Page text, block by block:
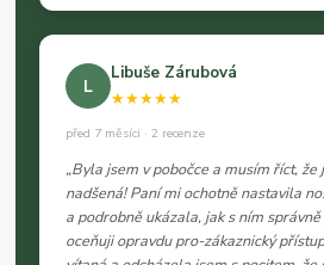
L
Libuše Zárubová
★★★★★
před 7 měsíci · 2 recenze
„Byla jsem v pobočce a musím říct, že
nadšená! Paní mi ochotně nastavila
a podrobně ukázala, jak s ním
oceňuji opravdu pro-zákaznický